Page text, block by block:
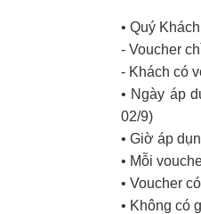
• Quý
- Voucher
- Khách có
• Ngày áp
02/9)
• Giờ áp
• Mỗi
• Voucher
• Không có